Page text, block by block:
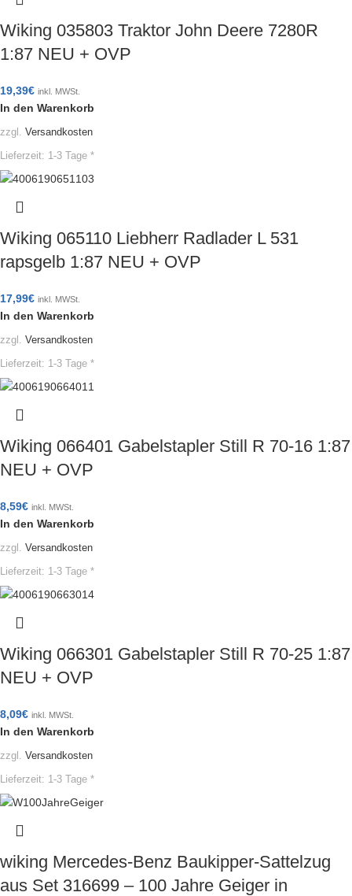
Wiking 035803 Traktor John Deere 7280R
1:87 NEU + OVP
19,39€ inkl. MWSt.
In den Warenkorb
zzgl. Versandkosten
Lieferzeit: 1-3 Tage *
Wiking 065110 Liebherr Radlader L 531
rapsgelb 1:87 NEU + OVP
17,99€ inkl. MWSt.
In den Warenkorb
zzgl. Versandkosten
Lieferzeit: 1-3 Tage *
Wiking 066401 Gabelstapler Still R 70-16 1:87
NEU + OVP
8,59€ inkl. MWSt.
In den Warenkorb
zzgl. Versandkosten
Lieferzeit: 1-3 Tage *
Wiking 066301 Gabelstapler Still R 70-25 1:87
NEU + OVP
8,09€ inkl. MWSt.
In den Warenkorb
zzgl. Versandkosten
Lieferzeit: 1-3 Tage *
wiking Mercedes-Benz Baukipper-Sattelzug
aus Set 316699 – 100 Jahre Geiger in